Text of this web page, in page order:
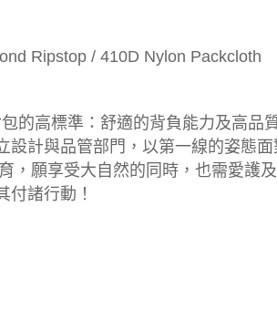
Ripstop / 410D Nylon Packcloth
的高標準：舒適的背負能力及高
設計與品管部門，以第一線的姿態
，願享受大自然的同時，也需愛護
付諸行動！